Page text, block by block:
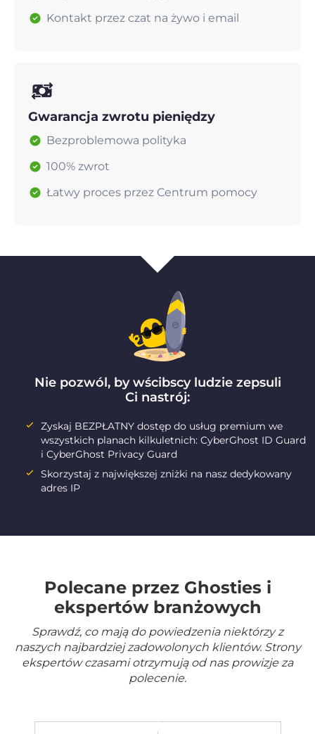
Kontakt przez czat na żywo i email
Gwarancja zwrotu pieniędzy
Bezproblemowa polityka
100% zwrot
Łatwy proces przez Centrum pomocy
Nie pozwól, by wścibscy ludzie zepsuli
Ci nastrój:
Zyskaj BEZPŁATNY dostęp do usług premium we
wszystkich planach kilkuletnich: CyberGhost ID Guard
i CyberGhost Privacy Guard
Skorzystaj z największej zniżki na nasz dedykowany
adres IP
Polecane przez Ghosties i
ekspertów branżowych
Sprawdź, co mają do powiedzenia niektórzy z
naszych najbardziej zadowolonych klientów. Strony
ekspertów czasami otrzymują od nas prowizje za
polecenie.